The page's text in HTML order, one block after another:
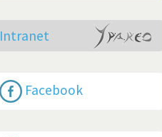
Intranet
Facebook